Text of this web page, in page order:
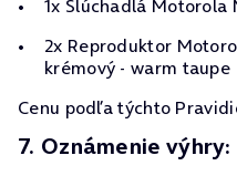
1x Slúchadlá Motorola
2x Reproduktor
krémový - warm taupe
Cenu podľa týchto
7. Oznámenie výhry: